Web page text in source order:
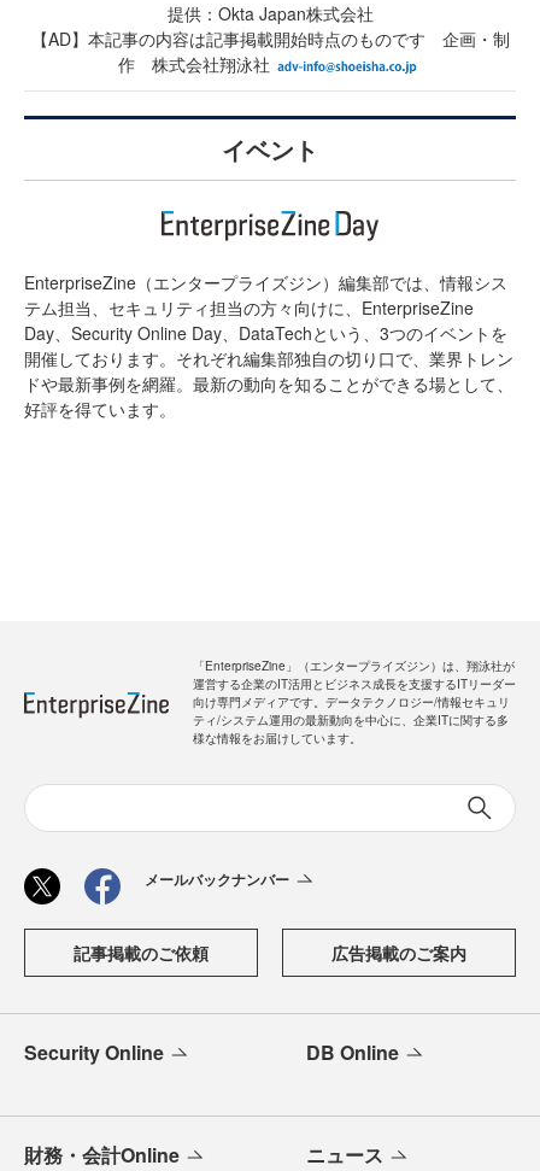
提供：Okta Japan株式会社
【AD】本記事の内容は記事掲載開始時点のものです 企画・制
作 株式会社翔泳社
イベント
EnterpriseZine（エンタープライズジン）編集部では、情報シス
テム担当、セキュリティ担当の方々向けに、EnterpriseZine
Day、Security Online Day、DataTechという、3つのイベントを
開催しております。それぞれ編集部独自の切り口で、業界トレン
ドや最新事例を網羅。最新の動向を知ることができる場として、
好評を得ています。
「EnterpriseZine」（エンタープライズジン）は、翔泳社が
運営する企業のIT活用とビジネス成長を支援するITリーダー
向け専門メディアです。データテクノロジー/情報セキュリ
ティ/システム運用の最新動向を中心に、企業ITに関する多
様な情報をお届けしています。
メールバックナンバー
記事掲載のご依頼 広告掲載のご案内
Security Online DB Online
財務・会計Online ニュース